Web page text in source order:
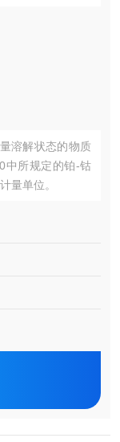
溶解状态的物质
中所规定的铂-钴
量单位。